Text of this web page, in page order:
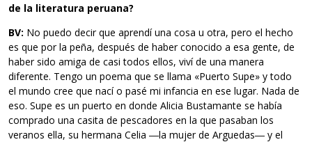
de la literatura peruana?
BV: No puedo decir que aprendí una cosa u otra, pero el hecho
es que por la peña, después de haber conocido a esa gente, de
haber sido amiga de casi todos ellos, viví de una manera
diferente. Tengo un poema que se llama «Puerto Supe» y todo
el mundo cree que nací o pasé mi infancia en ese lugar. Nada de
eso. Supe es un puerto en donde Alicia Bustamante se había
comprado una casita de pescadores en la que pasaban los
veranos ella, su hermana Celia ―la mujer de Arguedas― y el